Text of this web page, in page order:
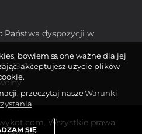
Państwa dyspozycji w
- 19:00
Wszystkie prawa
bowiem są one ważne dla jej
akceptujesz użycie plików
przeczytaj naszeWarunki
.
SIĘ